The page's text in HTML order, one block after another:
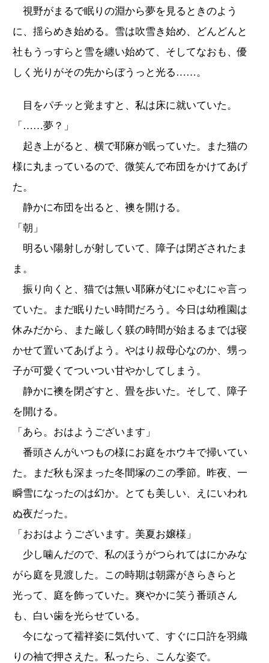
視野がまるで眠りの淵から夢を見るときのよう
に、揺らめき始める。雪は吹雪き始め、どんどんと
社もうっすらと雪を纏い始めて、そしてなおも、優
しく光りがその先からぼうっと光る……。
目をパチッと覚ますと、私は床に就いていた。
「……夢？」
起き上がると、横で耶麻が眠っていた。また猫の
様に丸まっているので、微笑んで布団をかけてあげ
た。
静かに布団を出ると、襖を開ける。
「朝」
明るい陽射しが射していて、障子は閉ざされたま
ま。
振り向くと、猫では無い耶麻がむにゃむにゃ言っ
ていた。まだ眠りたい時間だろう。今日は幼稚園は
休みだから、また厳しく躾の時間が始まるまでは寝
かせて置いてあげよう。やはり叔母心なのか、甥っ
子が可愛くてついつい甘やかしてしまう。
静かに襖を閉ざすと、畳を歩いた。そして、障子
を開ける。
「あら。おはようございます」
番頭さんがいつもの様にお庭をホウキで掃いてい
た。まだ秋も深まった冬間塚のこの季節。昨夜、一
瞬雪になったのは幻か。とても美しい、えにいわれ
ぬ夜だった。
「おおはようございます。美夏お嬢様」
少し噛んだので、私のほうがつられてはにかみな
がら庭を見渡した。この時期は朝露がきらきらと
光って、庭を飾っていた。爽やかに笑う番頭さん
も、白い歯を光らせている。
今になって襦袢姿に気付いて、すぐに口許を羽織
りの袖で押さえた。私ったら、こんな姿で。